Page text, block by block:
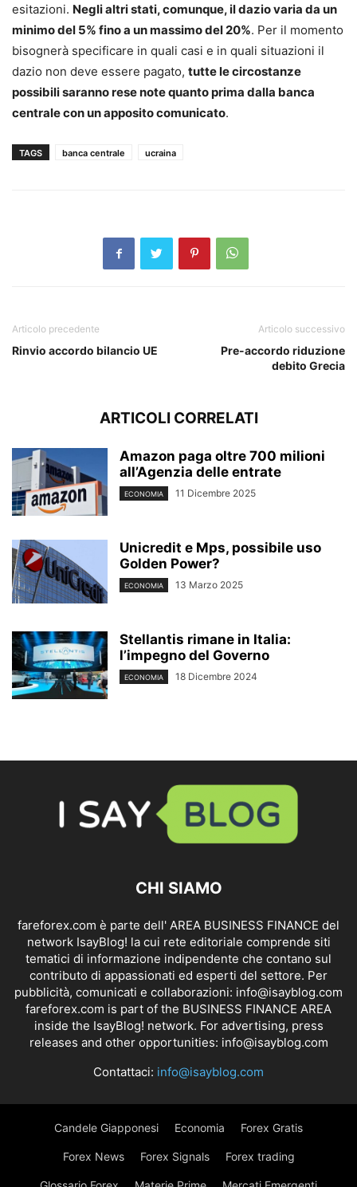
esitazioni. Negli altri stati, comunque, il dazio varia da un
minimo del 5% fino a un massimo del 20%. Per il momento
bisognerà specificare in quali casi e in quali situazioni il
dazio non deve essere pagato, tutte le circostanze
possibili saranno rese note quanto prima dalla banca
centrale con un apposito comunicato.
TAGS banca centrale ucraina
Articolo precedente
Rinvio accordo bilancio UE
Articolo successivo
Pre-accordo riduzione
debito Grecia
ARTICOLI CORRELATI
Amazon paga oltre 700 milioni
all’Agenzia delle entrate
ECONOMIA 11 Dicembre 2025
Unicredit e Mps, possibile uso
Golden Power?
ECONOMIA 13 Marzo 2025
Stellantis rimane in Italia:
l’impegno del Governo
ECONOMIA 18 Dicembre 2024
CHI SIAMO
fareforex.com è parte dell' AREA BUSINESS FINANCE del
network IsayBlog! la cui rete editoriale comprende siti
tematici di informazione indipendente che contano sul
contributo di appassionati ed esperti del settore. Per
pubblicità, comunicati e collaborazioni: info@isayblog.com
fareforex.com is part of the BUSINESS FINANCE AREA
inside the IsayBlog! network. For advertising, press
releases and other opportunities: info@isayblog.com
Contattaci: info@isayblog.com
Candele Giapponesi Economia Forex Gratis
Forex News Forex Signals Forex trading